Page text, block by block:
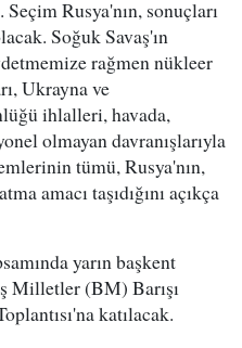
Rusya'nın, sonuçları
Soğuk Savaş'ın
rağmen nükleer
Ukrayna ve
ihlalleri, havada,
olmayan davranışlarıyla
tümü, Rusya'nın,
amacı taşıdığını açıkça
yarın başkent
Milletler (BM) Barışı
katılacak.